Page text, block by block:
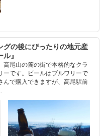
グの後にぴったりの地元産
』
高尾山の麓の街で本格的なクラ
ーです。ビールはブルワリーで
んで購入できますが、高尾駅前